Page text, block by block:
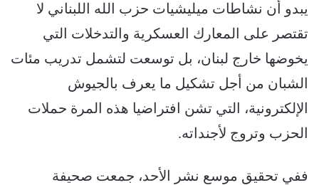
يبدو أن نشاطات ميليشيات حزب الله اللبناني لا
تقتصر على المعارك العسكرية والتدخلات التي
يخوضها خارج لبنان، بل توسعت لتشمل تدريب مئات
الشبان من أجل تشكيل ما يعرف بالجيوش
الإلكترونية، التي تشن افتراضيا هذه المرة حملات
الحزب وتروج لأجنداته.
ففي تحقيق موسع نشر الأحد، جمعت صحيفة